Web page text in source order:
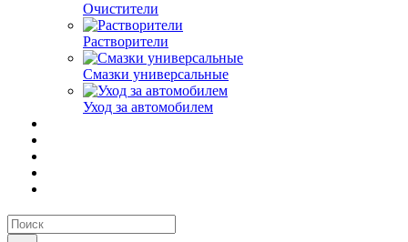
Очистители
Растворители
Смазки универсальные
Уход за автомобилем